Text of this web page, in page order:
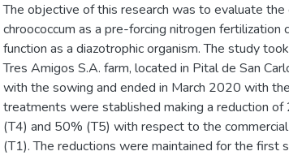
The objective of this research was to evaluate
chroococcum as a pre-forcing nitrogen fertilization
function as a diazotrophic organism. The study
Tres Amigos S.A. farm, located in Pital de San
with the sowing and ended in March 2020 with
treatments were stablished making a reduction
(T4) and 50% (T5) with respect to the
(T1). The reductions were maintained for the first